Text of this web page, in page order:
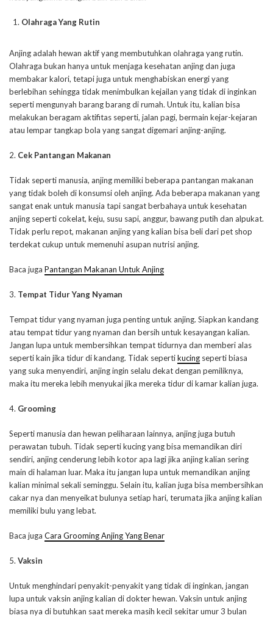
Olahraga Yang Rutin
Anjing adalah hewan aktif yang membutuhkan olahraga yang rutin.
Olahraga bukan hanya untuk menjaga kesehatan anjing dan juga
membakar kalori, tetapi juga untuk menghabiskan energi yang
berlebihan sehingga tidak menimbulkan kejailan yang tidak di inginkan
seperti mengunyah barang barang di rumah. Untuk itu, kalian bisa
melakukan beragam aktifitas seperti, jalan pagi, bermain kejar-kejaran
atau lempar tangkap bola yang sangat digemari anjing-anjing.
2. Cek Pantangan Makanan
Tidak seperti manusia, anjing memiliki beberapa pantangan makanan
yang tidak boleh di konsumsi oleh anjing. Ada beberapa makanan yang
sangat enak untuk manusia tapi sangat berbahaya untuk kesehatan
anjing seperti cokelat, keju, susu sapi, anggur, bawang putih dan alpukat.
Tidak perlu repot, makanan anjing yang kalian bisa beli dari pet shop
terdekat cukup untuk memenuhi asupan nutrisi anjing.
Baca juga Pantangan Makanan Untuk Anjing
3. Tempat Tidur Yang Nyaman
Tempat tidur yang nyaman juga penting untuk anjing. Siapkan kandang
atau tempat tidur yang nyaman dan bersih untuk kesayangan kalian.
Jangan lupa untuk membersihkan tempat tidurnya dan memberi alas
seperti kain jika tidur di kandang. Tidak sepertikucing seperti biasa
yang suka menyendiri, anjing ingin selalu dekat dengan pemiliknya,
maka itu mereka lebih menyukai jika mereka tidur di kamar kalian juga.
4. Grooming
Seperti manusia dan hewan peliharaan lainnya, anjing juga butuh
perawatan tubuh. Tidak seperti kucing yang bisa memandikan diri
sendiri, anjing cenderung lebih kotor apa lagi jika anjing kalian sering
main di halaman luar. Maka itu jangan lupa untuk memandikan anjing
kalian minimal sekali seminggu. Selain itu, kalian juga bisa membersihkan
cakar nya dan menyeikat bulunya setiap hari, terumata jika anjing kalian
memiliki bulu yang lebat.
Baca juga Cara Grooming Anjing Yang Benar
5. Vaksin
Untuk menghindari penyakit-penyakit yang tidak di inginkan, jangan
lupa untuk vaksin anjing kalian di dokter hewan. Vaksin untuk anjing
biasa nya di butuhkan saat mereka masih kecil sekitar umur 3 bulan